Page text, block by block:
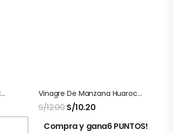
Levadura Nutricional Oriundos 200 Gr Vinagre De Manzana Huarochiri 350 Ml
S/12.00 S/10.20
Compra y gana6 PUNTOS!